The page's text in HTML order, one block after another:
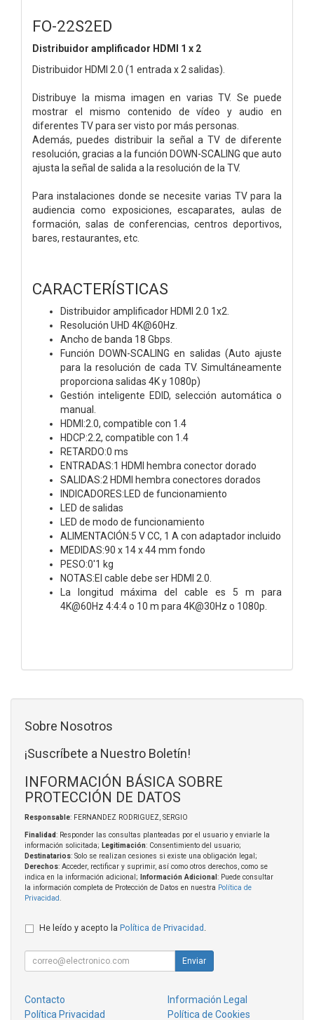
FO-22S2ED
Distribuidor amplificador HDMI 1 x 2
Distribuidor HDMI 2.0 (1 entrada x 2 salidas).
Distribuye la misma imagen en varias TV. Se puede
mostrar el mismo contenido de vídeo y audio en
diferentes TV para ser visto por más personas.
Además, puedes distribuir la señal a TV de diferente
resolución, gracias a la función DOWN-SCALING que auto
ajusta la señal de salida a la resolución de la TV.
Para instalaciones donde se necesite varias TV para la
audiencia como exposiciones, escaparates, aulas de
formación, salas de conferencias, centros deportivos,
bares, restaurantes, etc.
CARACTERÍSTICAS
Distribuidor amplificador HDMI 2.0 1x2.
Resolución UHD 4K@60Hz.
Ancho de banda 18 Gbps.
Función DOWN-SCALING en salidas (Auto ajuste
para la resolución de cada TV. Simultáneamente
proporciona salidas 4K y 1080p)
Gestión inteligente EDID, selección automática o
manual.
HDMI:2.0, compatible con 1.4
HDCP:2.2, compatible con 1.4
RETARDO:0 ms
ENTRADAS:1 HDMI hembra conector dorado
SALIDAS:2 HDMI hembra conectores dorados
INDICADORES:LED de funcionamiento
LED de salidas
LED de modo de funcionamiento
ALIMENTACIÓN:5 V CC, 1 A con adaptador incluido
MEDIDAS:90 x 14 x 44 mm fondo
PESO:0'1 kg
NOTAS:El cable debe ser HDMI 2.0.
La longitud máxima del cable es 5 m para
4K@60Hz 4:4:4 o 10 m para 4K@30Hz o 1080p.
Sobre Nosotros
¡Suscríbete a Nuestro Boletín!
INFORMACIÓN BÁSICA SOBRE
PROTECCIÓN DE DATOS
Responsable: FERNANDEZ RODRIGUEZ, SERGIO
Finalidad: Responder las consultas planteadas por el usuario y enviarle la
información solicitada; Legitimación: Consentimiento del usuario;
Destinatarios: Solo se realizan cesiones si existe una obligación legal;
Derechos: Acceder, rectificar y suprimir, así como otros derechos, como se
indica en la información adicional;
Información Adicional : Puede consultar
la información completa de Protección de Datos en nuestra Política de
Privacidad
He leído y acepto la Política de Privacidad
Enviar
Contacto
Información Legal
Política Privacidad
Política de Cookies